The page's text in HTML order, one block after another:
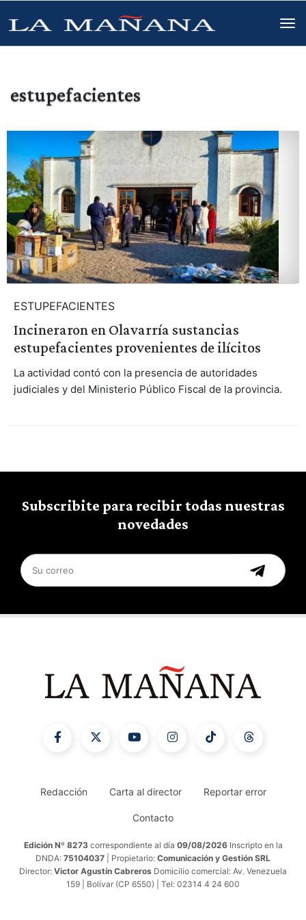
estupefacientes
ESTUPEFACIENTES
Incineraron en Olavarría sustancias
estupefacientes provenientes de ilícitos
La actividad contó con la presencia de autoridades
judiciales y del Ministerio Público Fiscal de la provincia.
Subscribite para recibir todas nuestras
novedades
Redacción Carta al director Reportar error
Contacto
Edición Nº 8273 correspondiente al día 09/08/2026 Inscripto en la
DNDA: 75104037 | Propietario: Comunicación y Gestión SRL
Director: Victor Agustín Cabreros Domicilio comercial: Av. Venezuela
159 | Bolívar (CP 6550) | Tel: 02314 4 24 600